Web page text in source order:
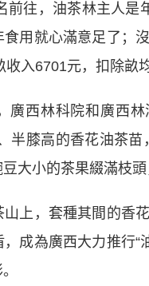
前往，油茶林主人
用就心滿意足了；
入6701元，扣除畝
西林科院和廣西林
半膝高的香花油茶
大小的茶果綴滿枝頭
，套種其間的香花
成為廣西大力推行